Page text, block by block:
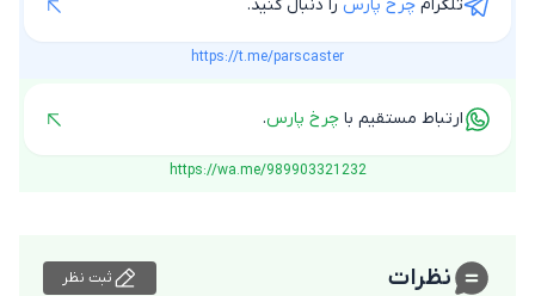
تلگرام چرخ پارس را دنبال کنید.
https://t.me/parscaster
ارتباط مستقیم با چرخ پارس.
https://wa.me/989903321232
نظرات ثبت نظر